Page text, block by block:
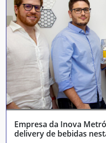
Empresa da Inova
delivery de bebidas